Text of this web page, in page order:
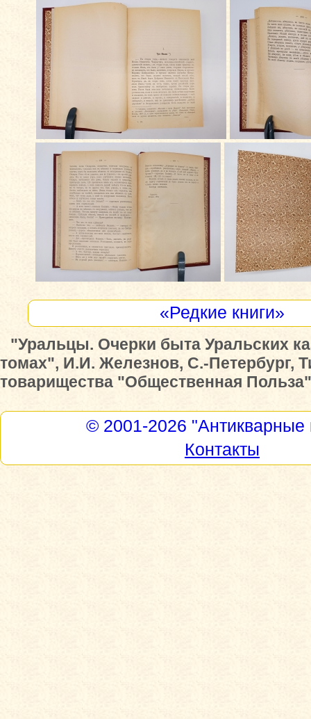
«Редкие книги»
"Уральцы. Очерки быта Уральских
томах", И.И. Железнов, С.-Петербург,
товарищества "Общественная
© 2001-2026 "Антикварные
Контакты